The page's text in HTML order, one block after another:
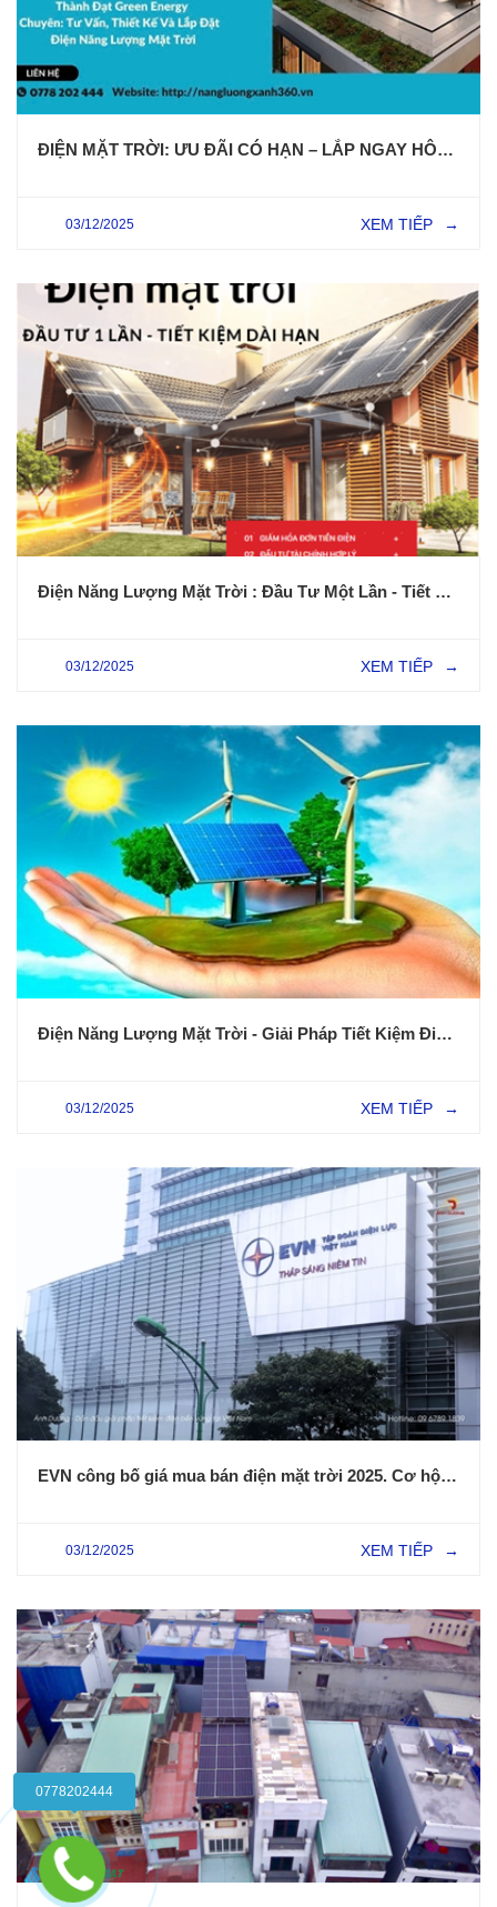
ĐIỆN MẶT TRỜI: ƯU ĐÃI CÓ HẠN – LẮP NGAY HÔM NAY
03/12/2025 XEM TIẾP →
Điện Năng Lượng Mặt Trời : Đầu Tư Một Lần - Tiết Kiệm Dài Hạn
03/12/2025 XEM TIẾP →
Điện Năng Lượng Mặt Trời - Giải Pháp Tiết Kiệm Điện Và Bảo Vệ Môi Trường
03/12/2025 XEM TIẾP →
EVN công bố giá mua bán điện mặt trời 2025. Cơ hội bứt phá cho Năng Lượng Tái Tạo
03/12/2025 XEM TIẾP →
0778202444